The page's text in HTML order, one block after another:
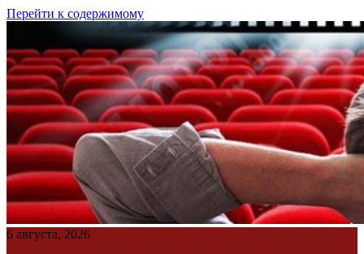
Перейти к содержимому
6 августа, 2026